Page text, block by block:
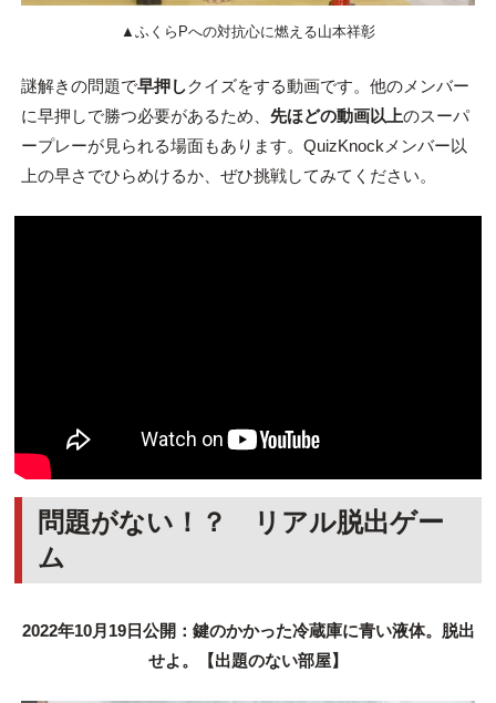
▲ふくらPへの対抗心に燃える山本祥彰
謎解きの問題で早押しクイズをする動画です。他のメンバー
に早押しで勝つ必要があるため、 先ほどの動画以上のスーパ
ープレーが見られる場面もあります。QuizKnockメンバー以
上の早さでひらめけるか、ぜひ挑戦してみてください。
問題がない！？ リアル脱出ゲー
ム
2022年10月19日公開：鍵のかかった冷蔵庫に青い液体。脱出
せよ。【出題のない部屋】